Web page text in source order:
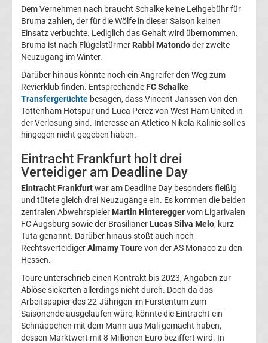
Internat.
Fußball
UEFA
Youth
Fußball
WM
Fußball
EM
Frauenfußball
Amateurfußball
Dem Vernehmen nach braucht Schalke keine Leihgebühr für
Bruma zahlen, der für die Wölfe in dieser Saison keinen
Einsatz verbuchte. Lediglich das Gehalt wird übernommen.
Bruma ist nach Flügelstürmer Rabbi Matondoder zweite
Neuzugang im Winter.
Darüber hinaus könnte noch ein Angreifer den Weg zum
Revierklub finden. Entsprechende FC Schalke
Transfergerüchte besagen, dass Vincent Janssen von den
Tottenham Hotspur und Luca Perez von West Ham United in
der Verlosung sind. Interesse an Atletico Nikola Kalinic soll es
hingegen nicht gegeben haben.
Eintracht Frankfurt holt drei
Verteidiger am Deadline Day
Eintracht Frankfurtwar am Deadline Day besonders fleißig
und tütete gleich drei Neuzugänge ein. Es kommen die beiden
zentralen Abwehrspieler Martin Hintereggervom Ligarivalen
FC Augsburg sowie der Brasilianer Lucas Silva Melo, kurz
Tuta genannt. Darüber hinaus stößt auch noch
RechtsverteidigerAlmamy Tourevon der AS Monaco zu den
Hessen.
Toure unterschrieb einen Kontrakt bis 2023, Angaben zur
Ablöse sickerten allerdings nicht durch. Doch da das
Arbeitspapier des 22-Jährigen im Fürstentum zum
Saisonende ausgelaufen wäre, könnte die Eintracht ein
Schnäppchen mit dem Mann aus Mali gemacht haben,
dessen Marktwert mit 8 Millionen Euro beziffert wird. In